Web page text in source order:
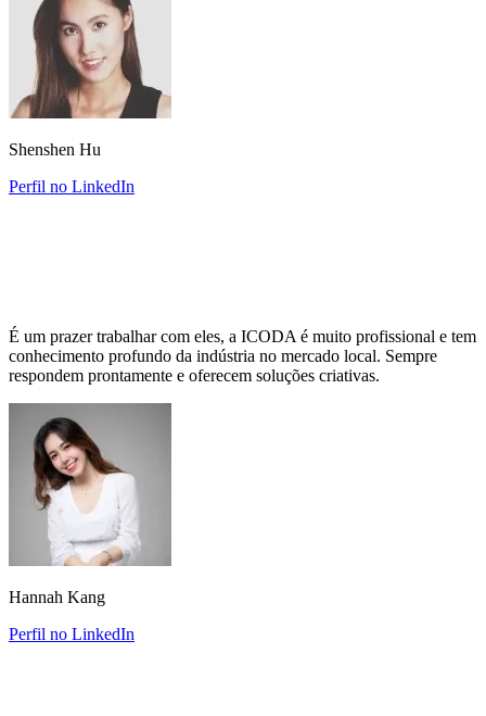
Shenshen Hu
Perfil no LinkedIn
É um prazer trabalhar com eles, a ICODA é muito profissional e tem
conhecimento profundo da indústria no mercado local. Sempre
respondem prontamente e oferecem soluções criativas.
Hannah Kang
Perfil no LinkedIn